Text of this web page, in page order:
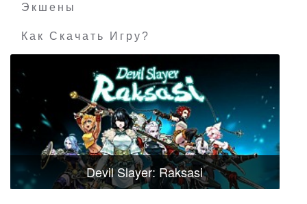
Экшены
Как Скачать Игру?
Devil Slayer: Raksasi